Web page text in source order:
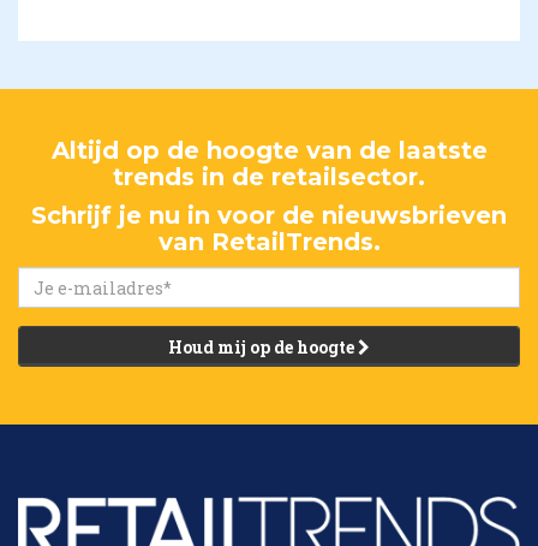
Altijd op de hoogte van de laatste
trends in de retailsector.
Schrijf je nu in voor de nieuwsbrieven
van RetailTrends.
Houd mij op de hoogte